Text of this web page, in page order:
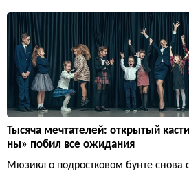
Тысяча мечтателей: открытый
ны» побил все ожидания
Мюзикл о подростковом бунте снова